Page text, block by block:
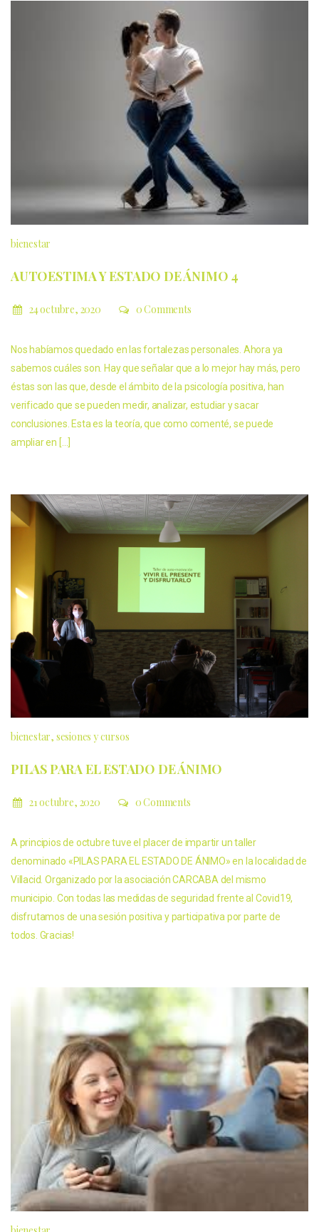
bienestar
AUTOESTIMA Y ESTADO DE ÁNIMO 4
24 octubre, 2020 0 Comments
Nos habíamos quedado en las fortalezas personales. Ahora ya
sabemos cuáles son. Hay que señalar que a lo mejor hay más, pero
éstas son las que, desde el ámbito de la psicología positiva, han
verificado que se pueden medir, analizar, estudiar y sacar
conclusiones. Esta es la teoría, que como comenté, se puede
ampliar en […]
bienestar sesiones y cursos
PILAS PARA EL ESTADO DE ÁNIMO
21 octubre, 2020 0 Comments
A principios de octubre tuve el placer de impartir un taller
denominado «PILAS PARA EL ESTADO DE ÁNIMO» en la localidad de
Villacid. Organizado por la asociación CARCABA del mismo
municipio. Con todas las medidas de seguridad frente al Covid19,
disfrutamos de una sesión positiva y participativa por parte de
todos. Gracias!